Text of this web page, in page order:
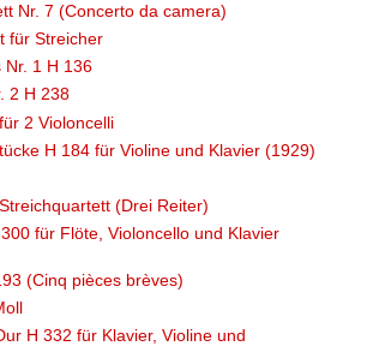
Nr. 7 (Concerto da camera)
für Streicher
Nr. 1 H 136
2 H 238
2 Violoncelli
H 184 für Violine und Klavier (1929)
(Drei Reiter)
für Flöte, Violoncello und Klavier
(Cinq pièces brèves)
H 332 für Klavier, Violine und